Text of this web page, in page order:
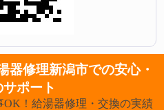
器修理新潟市での安心・
ポート
！給湯器修理・交換の実績